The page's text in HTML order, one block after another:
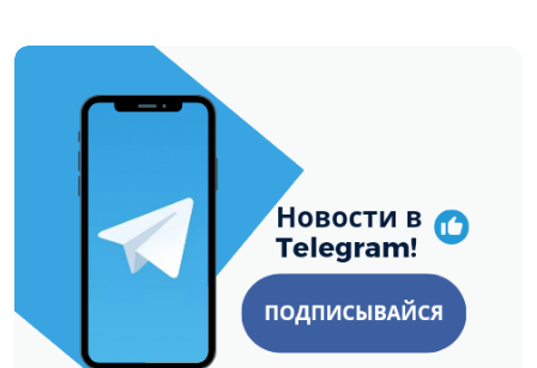
https://t.me/minskctvby